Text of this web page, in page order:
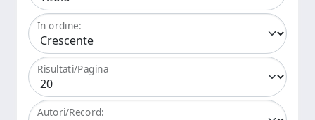
In ordine:
Risultati/Pagina
Autori/Record: